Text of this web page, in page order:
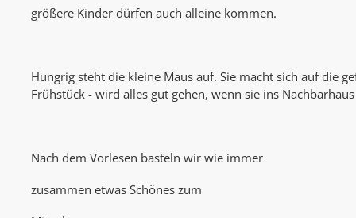
größere Kinder dürfen auch alleine kommen.
Hungrig steht die kleine Maus auf. Sie macht sich auf die
Frühstück - wird alles gut gehen, wenn sie ins
Nach dem Vorlesen basteln wir wie immer
zusammen etwas Schönes zum